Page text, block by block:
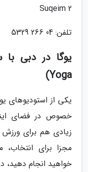
Suqeim 2
تلفن: 04 266 5329
Yoga)
یکی از استودیوهای
خصوص در فضای
زیادی هم برای ورزش
مجزا برای
خواهید انجام دهید،